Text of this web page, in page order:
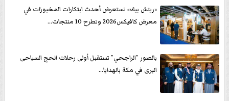
«ريتش بيك» تستعرض أحدث ابتكارات المخبوزات في
معرض كافيكس2026 وتطرح 10 منتجات...
بالصور ”الراجحي” تستقبل أولى رحلات الحج السياحى
البرى في مكة بالهدايا...